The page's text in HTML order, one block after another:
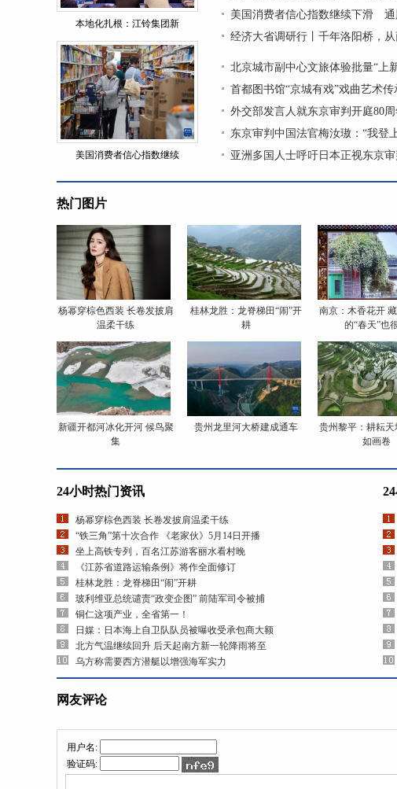
本地化扎根：江铃集团新
美国消费者信心指数继续
美国消费者信心指数继续下滑 通
经济大省调研行丨千年洛阳桥，
北京城市副中心文旅体验批量“上
首都图书馆“京城有戏”戏曲艺术
外交部发言人就东京审判开庭80
东京审判中国法官梅汝璈：“我登
亚洲多国人士呼吁日本正视东京
热门图片
杨幂穿棕色西装 长卷发披肩
温柔干练
桂林龙胜：龙脊梯田“闹”开
耕
南京：木香花开
的“春天”也
新疆开都河冰化开河 候鸟聚
集
贵州龙里河大桥建成通车
贵州黎平：耕耘天
如画卷
24小时热门资讯
杨幂穿棕色西装 长卷发披肩温柔干练
“铁三角”第十次合作 《老家伙》5月14日开播
坐上高铁专列，百名江苏游客丽水看村晚
《江苏省道路运输条例》将作全面修订
桂林龙胜：龙脊梯田“闹”开耕
玻利维亚总统谴责“政变企图” 前陆军司令被捕
铜仁这项产业，全省第一！
日媒：日本海上自卫队队员被曝收受承包商大额
北方气温继续回升 后天起南方新一轮降雨将至
乌方称需要西方潜艇以增强海军实力
网友评论
用户名:
验证码: